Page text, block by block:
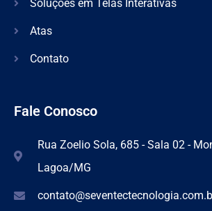
Soluções em Telas Interativas
Atas
Contato
Fale Conosco
Rua Zoelio Sola, 685 - Sala 02 -
Lagoa/MG